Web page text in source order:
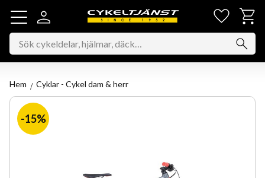
Meny
Hem Cyklar - Cykel dam & herr
15%